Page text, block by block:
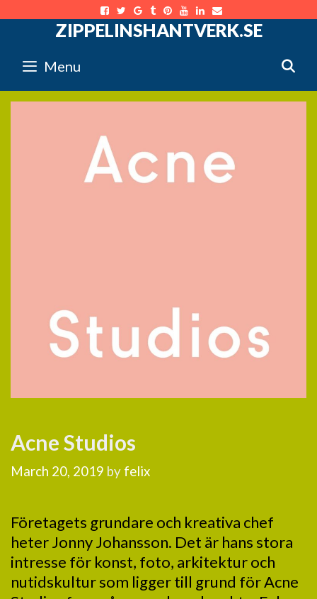
ZIPPELINSHANTVERK.SE
Menu
Acne Studios
March 20, 2019 by felix
Företagets grundare och kreativa chef
heter Jonny Johansson. Det är hans stora
intresse för konst, foto, arkitektur och
nutidskultur som ligger till grund för Acne